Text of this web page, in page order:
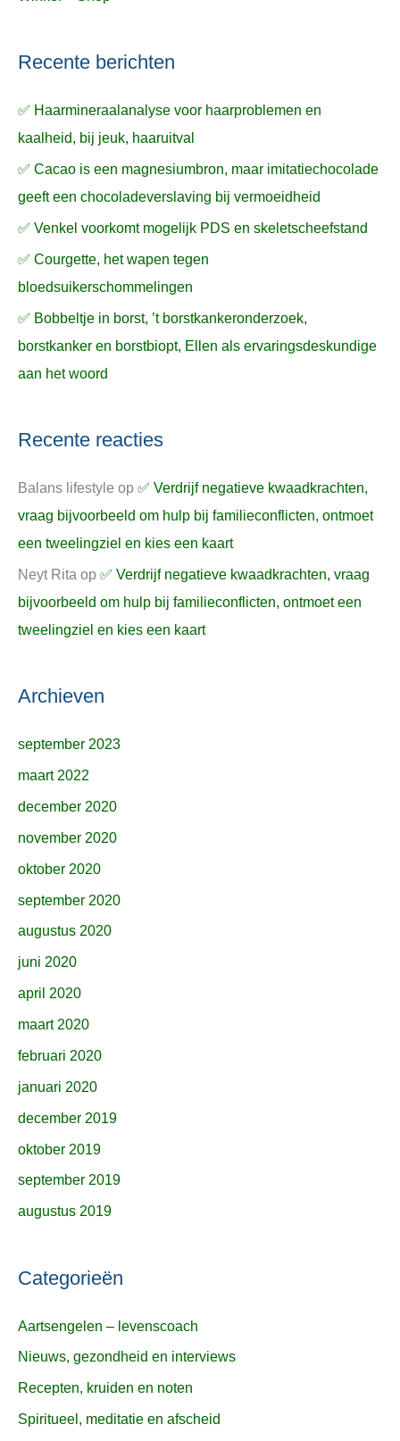
Recente berichten
✅ Haarmineraalanalyse voor haarproblemen en
kaalheid, bij jeuk, haaruitval
✅ Cacao is een magnesiumbron, maar imitatiechocolade
geeft een chocoladeverslaving bij vermoeidheid
✅ Venkel voorkomt mogelijk PDS en skeletscheefstand
✅ Courgette, het wapen tegen
bloedsuikerschommelingen
✅ Bobbeltje in borst, ’t borstkankeronderzoek,
borstkanker en borstbiopt, Ellen als ervaringsdeskundige
aan het woord
Recente reacties
Balans lifestyle op ✅ Verdrijf negatieve kwaadkrachten,
vraag bijvoorbeeld om hulp bij familieconflicten, ontmoet
een tweelingziel en kies een kaart
Neyt Rita op ✅ Verdrijf negatieve kwaadkrachten, vraag
bijvoorbeeld om hulp bij familieconflicten, ontmoet een
tweelingziel en kies een kaart
Archieven
september 2023
maart 2022
december 2020
november 2020
oktober 2020
september 2020
augustus 2020
juni 2020
april 2020
maart 2020
februari 2020
januari 2020
december 2019
oktober 2019
september 2019
augustus 2019
Categorieën
Aartsengelen – levenscoach
Nieuws, gezondheid en interviews
Recepten, kruiden en noten
Spiritueel, meditatie en afscheid